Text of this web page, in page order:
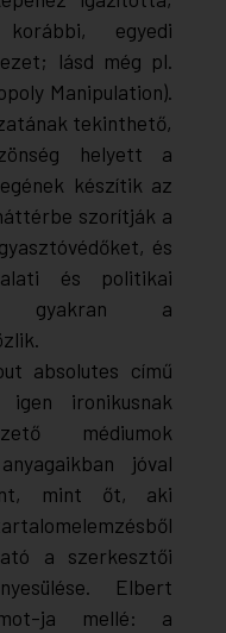
egyedi
lásd még pl.
Manipulation).
tekinthető,
helyett a
készítik az
szorítják a
és
és politikai
gyakran a
absolutes című
igen ironikusnak
médiumok
jóval
mint őt, aki
a szerkesztői
Elbert
-ja mellé: a